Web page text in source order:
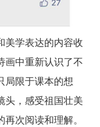
美学表达的内容收
画中重新认识了不
局限于课本的想
头，感受祖国壮美
次阅读和理解。